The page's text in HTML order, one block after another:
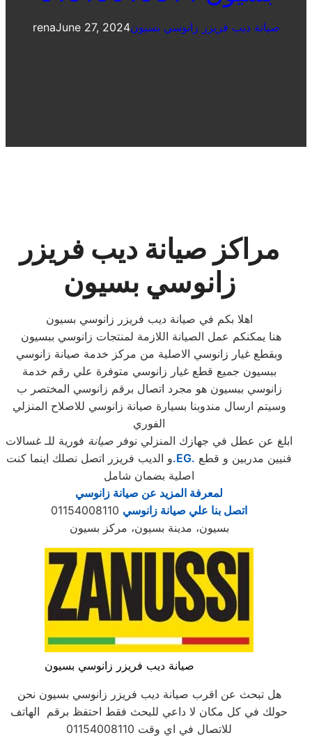
renaJune 27, 2024صيانة ديب فريزر زانوسي بسيون
مراكز صيانة ديب فريزر
زانوسي بسيون
اهلا بكم في صيانة ديب فريزر زانوسي بسيون
وبقطع غيار زانوسي الاصلية من مركز خدمة صيانة زانوسي
ببسيون جميع قطع غيار زانوسي متوفرة علي رقم خدمة
زانوسي ببسيون هو مجرد اتصال برقم زانوسي المختصر ب
وسيتم ارسال مندوبنا بسيارة صيانة زانوسي للاصلاح المنزلي
الفوري
ابلغ عن عطل في جهازك المنزلي نوفر صيانة فورية للـ غسالات
و الديب فريزر اتصل نصلك اينما كنت.EG.
اصلية بضمان شامل
لمعرفة المزيد عن صيانة زانوسي
اتصل بنا علي صيانة زانوسي
بسيون، مدينة بسيون، مركز بسيون
صيانة ديب فريزر زانوسي بسيون
هل تبحث عن اقرب صيانة ديب فريزر زانوسي بسيون نحن
حولك في كل مكان لا داعي للبحث فقط احتفظ برقم الهاتف
للاتصال في اي وقت 01154008110